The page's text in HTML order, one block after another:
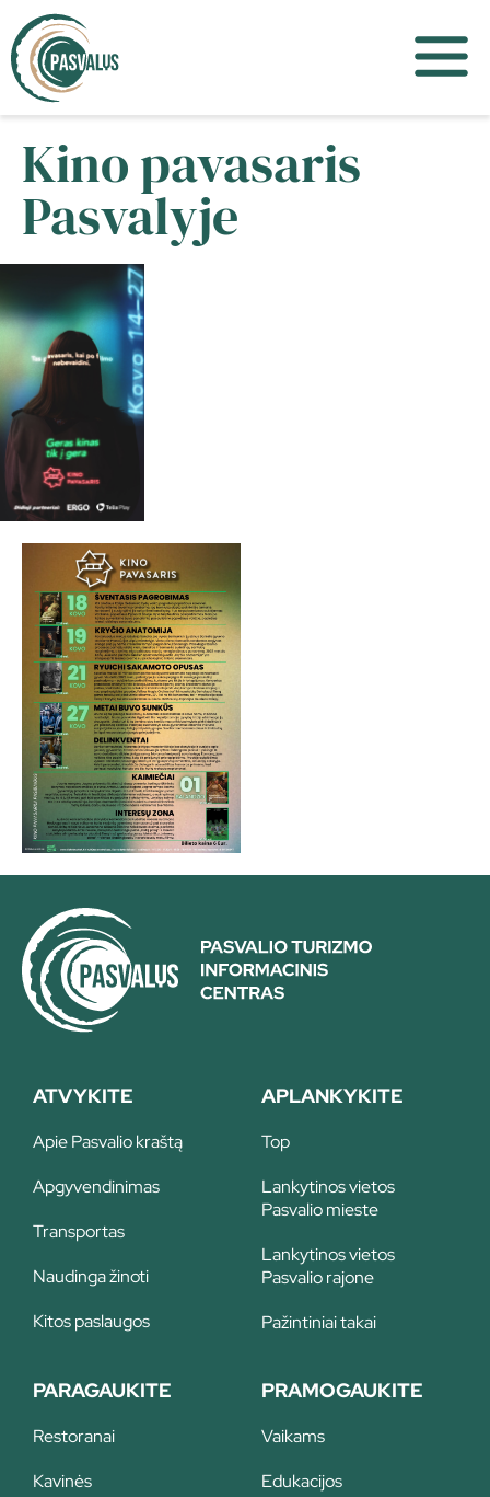
Kino pavasaris
Pasvalyje
ATVYKITE
Apie Pasvalio kraštą
Apgyvendinimas
Transportas
Naudinga žinoti
Kitos paslaugos
APLANKYKITE
Top
Lankytinos vietos
Pasvalio mieste
Lankytinos vietos
Pasvalio rajone
Pažintiniai takai
PARAGAUKITE
Restoranai
Kavinės
PRAMOGAUKITE
Vaikams
Edukacijos